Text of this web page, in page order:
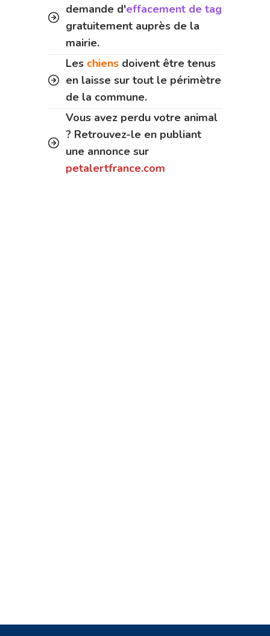
demande d'effacement de tag
gratuitement auprès de la
mairie.
Les chiens doivent être tenus
en laisse sur tout le périmètre
de la commune.
Vous avez perdu votre animal
? Retrouvez-le en publiant
une annonce sur
petalertfrance.com